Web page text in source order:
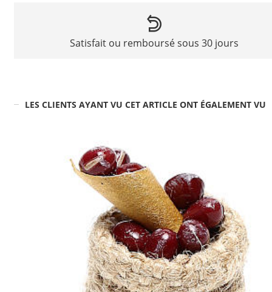
Satisfait ou remboursé sous 30 jours
LES CLIENTS AYANT VU CET ARTICLE ONT ÉGALEMENT VU